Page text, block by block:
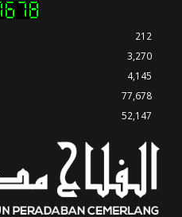
212
3,270
4,145
77,678
52,147